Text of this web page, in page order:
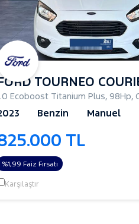
TOURNEO
Ecoboost Titanium Plus, 98Hp,
Benzin Manuel
TL
%1,99 Faiz Fırsatı
Karşılaştır